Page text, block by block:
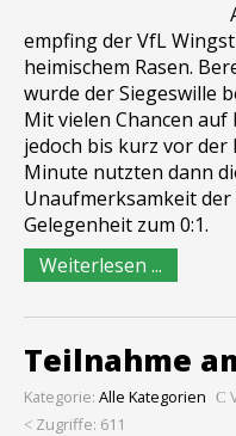
empfing der VfL
heimischem Rasen.
wurde der Siegeswille
Mit vielen Chancen auf
jedoch bis kurz vor der
Minute nutzten dann
Unaufmerksamkeit
Gelegenheit zum 0:1.
Weiterlesen ...
Teilnahme
Kategorie: Alle Kategorien
Zugriffe: 611